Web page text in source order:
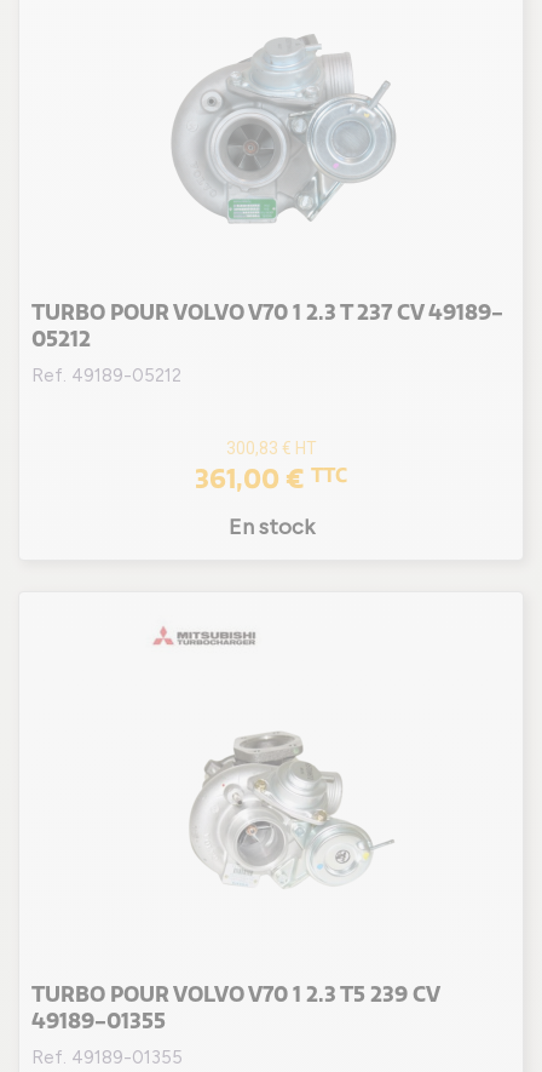
TURBO POUR VOLVO V70 1 2.3 T 237 CV 49189-
05212
Ref. 49189-05212
300,83 € HT
361,00 € TTC
En stock
TURBO POUR VOLVO V70 1 2.3 T5 239 CV
49189-01355
Ref. 49189-01355